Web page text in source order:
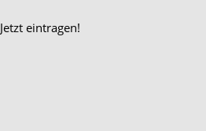
Jetzt eintragen!